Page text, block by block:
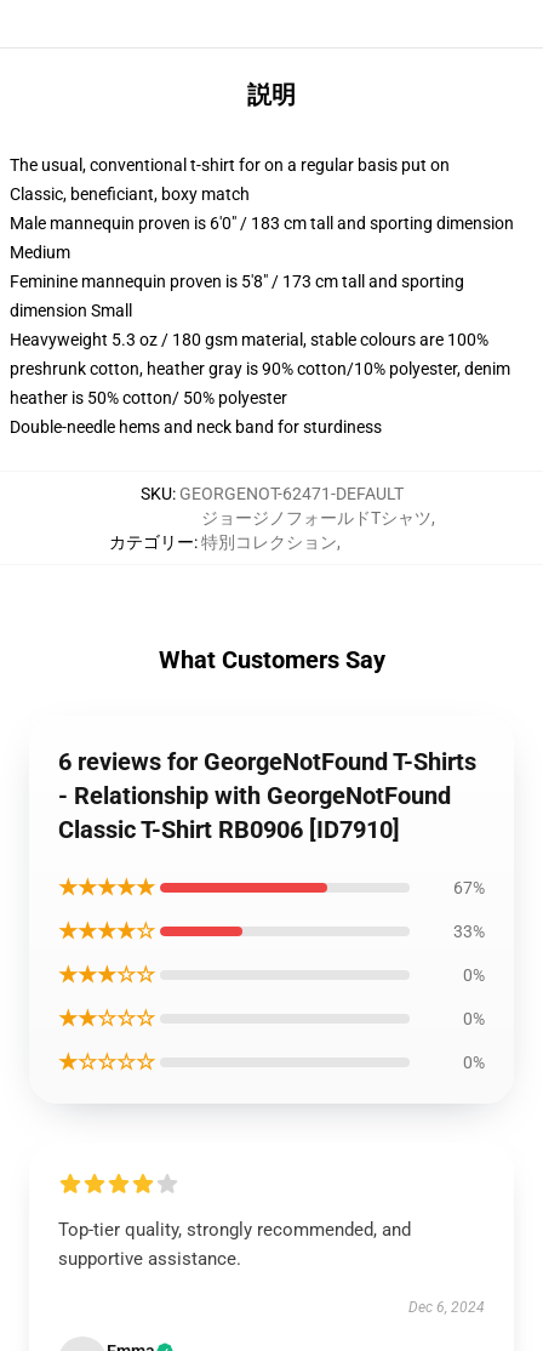
説明
The usual, conventional t-shirt for on a regular basis put on
Classic, beneficiant, boxy match
Male mannequin proven is 6'0" / 183 cm tall and sporting dimension
Medium
Feminine mannequin proven is 5'8" / 173 cm tall and sporting
dimension Small
Heavyweight 5.3 oz / 180 gsm material, stable colours are 100%
preshrunk cotton, heather gray is 90% cotton/10% polyester, denim
heather is 50% cotton/ 50% polyester
Double-needle hems and neck band for sturdiness
SKU: GEORGENOT-62471-DEFAULT
カテゴリー:
ジョージノフォールドTシャツ,
特別コレクション,
What Customers Say
6 reviews for GeorgeNotFound T-Shirts
- Relationship with GeorgeNotFound
Classic T-Shirt RB0906 [ID7910]
★★★★★ 67%
★★★★☆ 33%
★★★☆☆ 0%
★★☆☆☆ 0%
★☆☆☆☆ 0%
Top-tier quality, strongly recommended, and
supportive assistance.
Dec 6, 2024